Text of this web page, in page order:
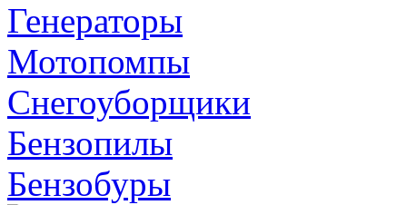
Генераторы
Мотопомпы
Снегоуборщики
Бензопилы
Бензобуры